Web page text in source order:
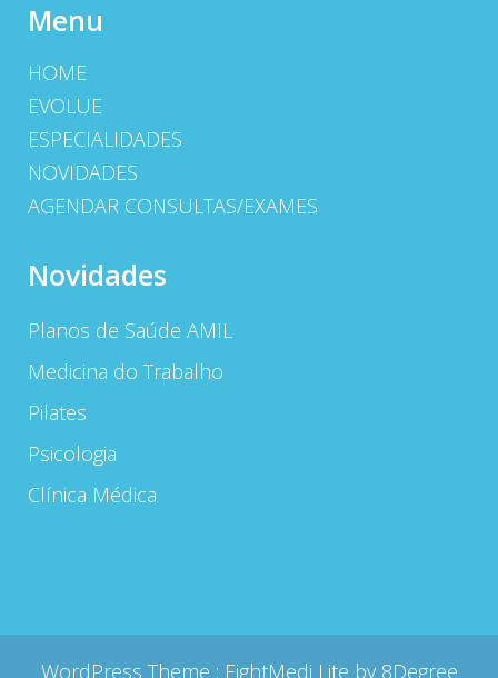
Menu
HOME
EVOLUE
ESPECIALIDADES
NOVIDADES
AGENDAR CONSULTAS/EXAMES
Novidades
Planos de Saúde AMIL
Medicina do Trabalho
Pilates
Psicologia
Clínica Médica
WordPress Theme : EightMedi Lite by 8Degree